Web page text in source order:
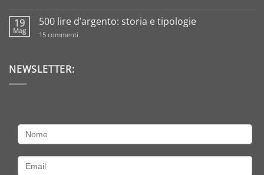
su
per
oro?
Scegli
19
Mag
500 lire d’argento: storia e tipologie
15 commenti
NEWSLETTER: